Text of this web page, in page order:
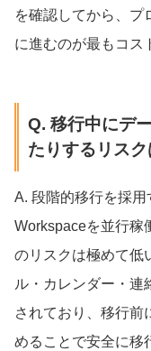
を確認してから、プ
に進むのが最もコス
Q. 移行中にデ
たりするリス
A. 段階的移行を採
Workspaceを並行稼
のリスクは極めて低
ル・カレンダー・連
されており、移行前
めることで安全に移